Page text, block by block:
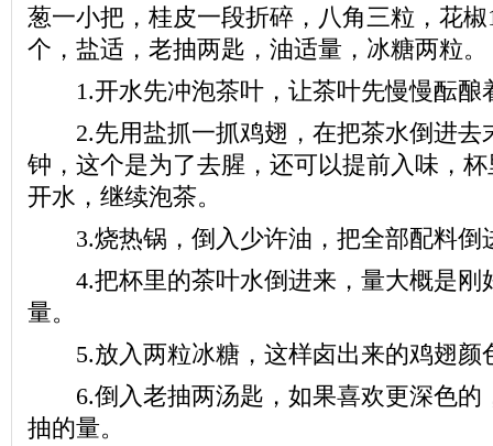
葱一小把，桂皮一段折碎，八角三粒，花
个，盐适，老抽两匙，油适量，冰糖两粒。
1.开水先冲泡茶叶，让茶叶先慢慢酝酿
2.先用盐抓一抓鸡翅，在把茶水倒进去
钟，这个是为了去腥，还可以提前入味，
开水，继续泡茶。
3.烧热锅，倒入少许油，把全部配料倒
4.把杯里的茶叶水倒进来，量大概是刚
量。
5.放入两粒冰糖，这样卤出来的鸡翅颜
6.倒入老抽两汤匙，如果喜欢更深色的
抽的量。